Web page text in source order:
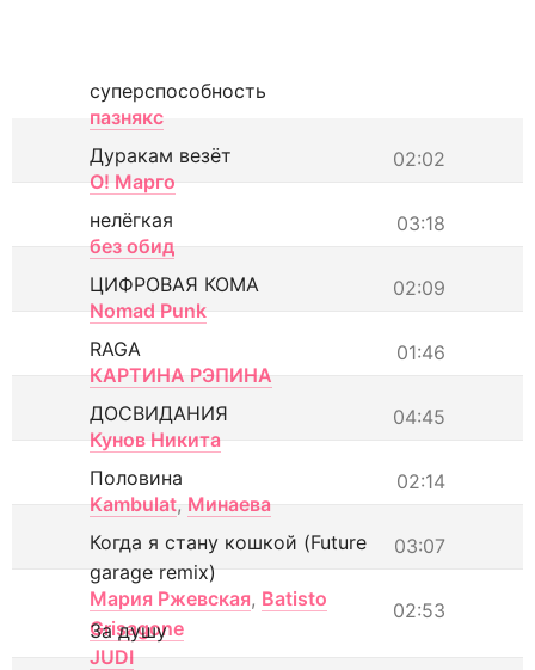
суперспособность
пазнякс
02:02
Дуракам везёт
О! Марго
03:18
нелёгкая
без обид
02:09
ЦИФРОВАЯ КОМА
Nomad Punk
01:46
RAGA
КАРТИНА РЭПИНА
04:45
ДОСВИДАНИЯ
Кунов Никита
02:14
Половина
Kambulat, Минаева
03:07
Когда я стану кошкой (Future
garage remix)
Мария Ржевская, Batisto
Grisagone
02:53
За душу
JUDI